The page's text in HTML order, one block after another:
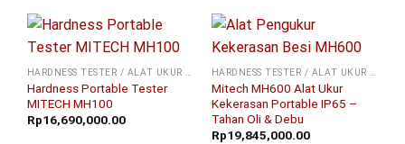
HARDNESS TESTER / ALAT UKUR KEKERASAN
Hardness Portable Tester
MITECH MH100
Rp16,690,000.00
HARDNESS TESTER / ALAT UKUR KEKERASAN
Mitech MH600 Alat Ukur
Kekerasan Portable IP65 –
Tahan Oli & Debu
Rp19,845,000.00